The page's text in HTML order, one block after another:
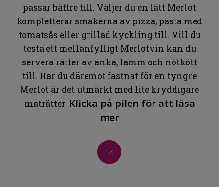
passar bättre till. Väljer du en lätt Merlot
kompletterar smakerna av pizza, pasta med
tomatsås eller grillad kyckling till. Vill du
testa ett mellanfylligt Merlotvin kan du
servera rätter av anka, lamm och nötkött
till. Har du däremot fastnat för en tyngre
Merlot är det utmärkt med lite kryddigare
maträtter. Klicka på pilen för att läsa
mer